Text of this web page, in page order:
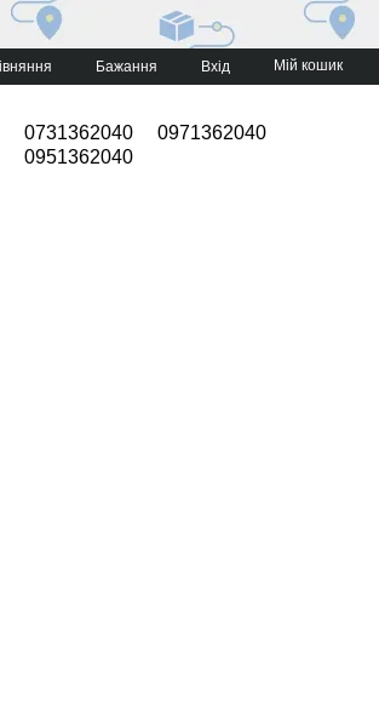
Бажання Вхід Мій кошик
0731362040
0971362040
0951362040